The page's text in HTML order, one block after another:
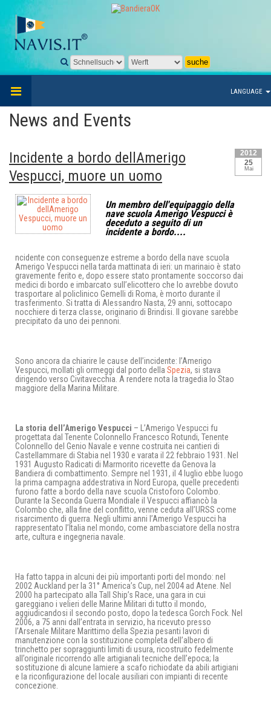
LANGUAGE
News and Events
2012
25
Mai
Incidente a bordo dellAmerigo
Vespucci, muore un uomo
Un membro dell'equipaggio della
nave scuola Amerigo Vespucci è
deceduto a seguito di un
incidente a bordo....
ncidente con conseguenze estreme a bordo della nave scuola
Amerigo Vespucci nella tarda mattinata di ieri: un marinaio è stato
gravemente ferito e, dopo essere stato prontamente soccorso dai
medici di bordo e imbarcato sull’elicottero che lo avrebbe dovuto
trasportare al policlinico Gemelli di Roma, è morto durante il
trasferimento. Si tratta di Alessandro Nasta, 29 anni, sottocapo
nocchiere di terza classe, originario di Brindisi. Il giovane sarebbe
precipitato da uno dei pennoni.
Sono ancora da chiarire le cause dell’incidente: l’Amerigo
Vespucci, mollati gli ormeggi dal porto della Spezia, si stava
dirigendo verso Civitavecchia. A rendere nota la tragedia lo Stao
maggiore della Marina Militare.
La storia dell’Amerigo Vespucci – L’Amerigo Vespucci fu
progettata dal Tenente Colonnello Francesco Rotundi, Tenente
Colonnello del Genio Navale e venne costruita nei cantieri di
Castellammare di Stabia nel 1930 e varata il 22 febbraio 1931. Nel
1931 Augusto Radicati di Marmorito ricevette da Genova la
Bandiera di combattimento. Sempre nel 1931, il 4 luglio ebbe luogo
la prima campagna addestrativa in Nord Europa, quelle precedenti
furono fatte a bordo della nave scuola Cristoforo Colombo.
Durante la Seconda Guerra Mondiale il Vespucci affiancò la
Colombo che, alla fine del conflitto, venne ceduta all’URSS come
risarcimento di guerra. Negli ultimi anni l’Amerigo Vespucci ha
rappresentato l’Italia nel mondo, come ambasciatore della nostra
arte, cultura e ingegneria navale.
Ha fatto tappa in alcuni dei più importanti porti del mondo: nel
2002 Auckland per la 31° America’s Cup, nel 2004 ad Atene. Nel
2000 ha partecipato alla Tall Ship’s Race, una gara in cui
gareggiano i velieri delle Marine Militari di tutto il mondo,
aggiudicandosi il secondo posto, dopo la tedesca Gorch Fock. Nel
2006, a 75 anni dall’entrata in servizio, ha ricevuto presso
l’Arsenale Militare Marittimo della Spezia pesanti lavori di
manutenzione con la sostituzione completa dell’albero di
trinchetto per sopraggiunti limiti di usura, ricostruito fedelmente
all’originale ricorrendo alle artigianali tecniche dell’epoca; la
sostituzione di alcune lamiere a scafo richiodate da abili artigiani
e la riconfigurazione del locale ausiliari con impianti di recente
concezione.